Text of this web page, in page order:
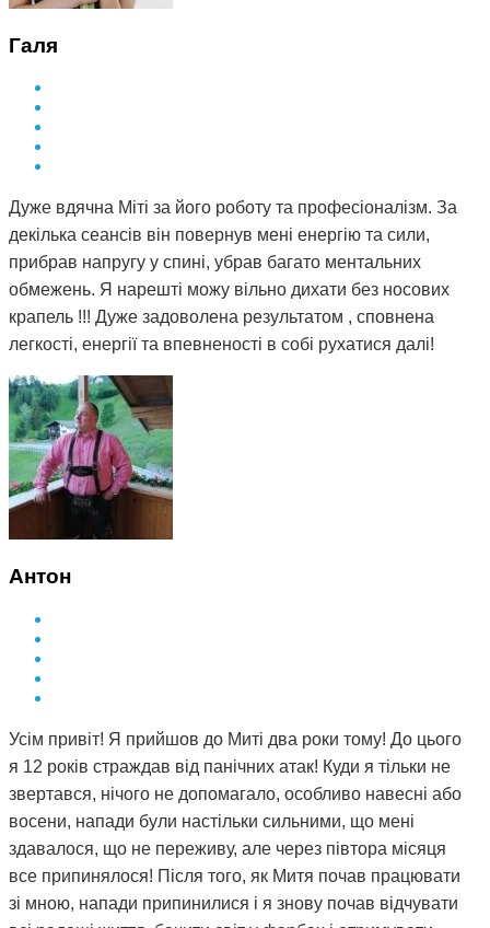
Галя
Дуже вдячна Міті за його роботу та професіоналізм. За
декілька сеансів він повернув мені енергію та сили,
прибрав напругу у спині, убрав багато ментальних
обмежень. Я нарешті можу вільно дихати без носових
крапель !!! Дуже задоволена результатом , сповнена
легкості, енергії та впевненості в собі рухатися далі!
Антон
Усім привіт! Я прийшов до Миті два роки тому! До цього
я 12 років страждав від панічних атак! Куди я тільки не
звертався, нічого не допомагало, особливо навесні або
восени, напади були настільки сильними, що мені
здавалося, що не переживу, але через півтора місяця
все припинялося! Після того, як Митя почав працювати
зі мною, напади припинилися і я знову почав відчувати